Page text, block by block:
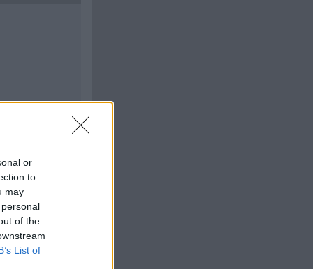
or
to
may
of the
List of
#5